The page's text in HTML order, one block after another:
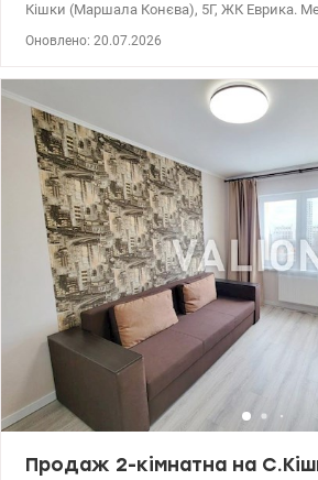
Кішки (Маршала Конєва), 5Г, ЖК Еврика.
Двостороння роздільна з меблями та
санвузли, засклена лоджія. Квартира
воду, світло, опалення. Парадні доглянуті
відеоспостереження, 3 ліфти.
та облаштована всім необхідним.
супермаркети, торгові центри, школи,
клуби, парки, сквери, поліклініка, церква.
приходьте! Будете задоволені вибором.
valion.ua/1097886
Оновлено: 20.07.2026
Продаж 2-кімнатна на